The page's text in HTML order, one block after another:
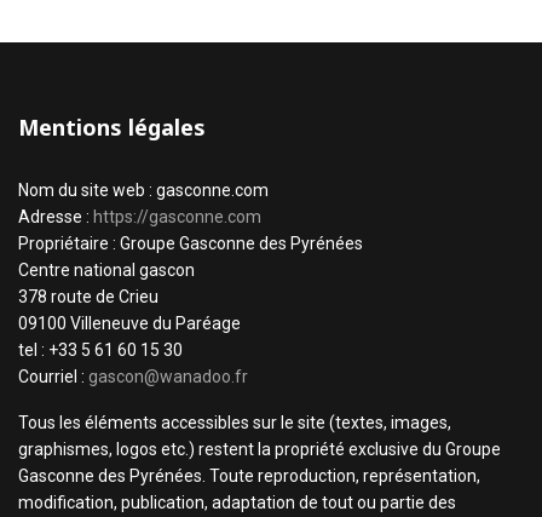
Mentions légales
Nom du site web : gasconne.com
Adresse : https://gasconne.com
Propriétaire : Groupe Gasconne des Pyrénées
Centre national gascon
378 route de Crieu
09100 Villeneuve du Paréage
tel : +33 5 61 60 15 30
Courriel : gascon@wanadoo.fr
Tous les éléments accessibles sur le site (textes, images,
graphismes, logos etc.) restent la propriété exclusive du Groupe
Gasconne des Pyrénées. Toute reproduction, représentation,
modification, publication, adaptation de tout ou partie des